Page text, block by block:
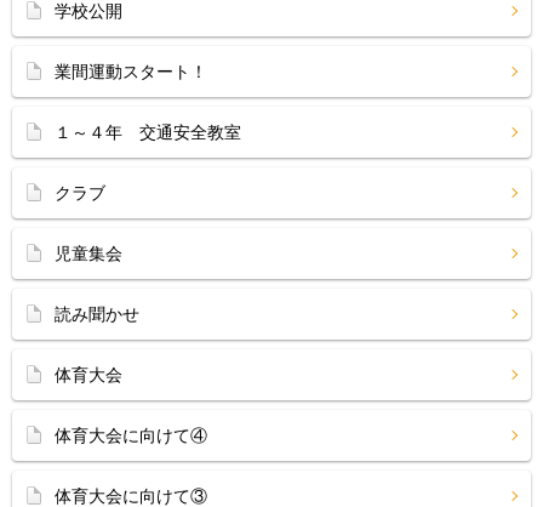
学校公開
業間運動スタート！
１～４年 交通安全教室
クラブ
児童集会
読み聞かせ
体育大会
体育大会に向けて④
体育大会に向けて③